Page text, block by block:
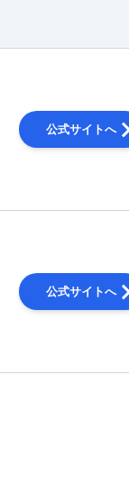
公式サイトへ
公式サイトへ